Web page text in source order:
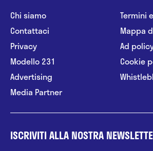
Chi siamo
Contattaci
Privacy
Modello 231
Advertising
Media Partner
Termini
Mappa
Ad
Cookie
ISCRIVITI ALLA NOSTRA